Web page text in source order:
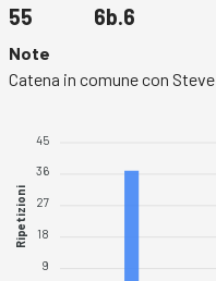
55 6b.6
Note
Catena in comune con Steve
45
36
27
18
9
Ripetizioni